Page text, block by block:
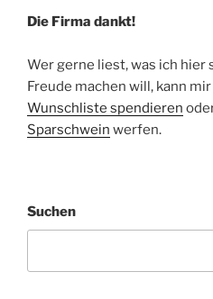
Die Firma dankt!
Wer gerne liest, was ich hier
Freude machen will, kann
Wunschliste spendieren
Sparschwein werfen.
Suchen